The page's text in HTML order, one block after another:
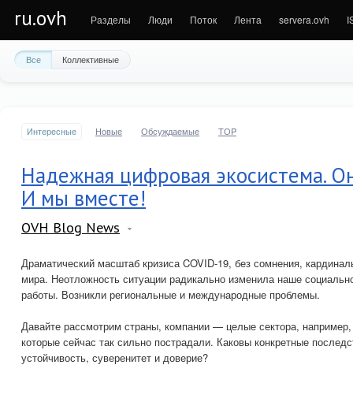
ru.ovh Разделы Люди Поток Лента servera.ovh
Все Коллективные
Интересные Новые Обсуждаемые TOP
Надежная цифровая экосистема.
И мы вместе!
OVH Blog News
Драматический масштаб кризиса COVID-19, без сомнения,
мира. Неотложность ситуации радикально изменила наше
работы. Возникли региональные и международные проблемы.
Давайте рассмотрим страны, компании — целые сектора, например,
которые сейчас так сильно пострадали. Каковы конкретные
устойчивость, суверенитет и доверие?